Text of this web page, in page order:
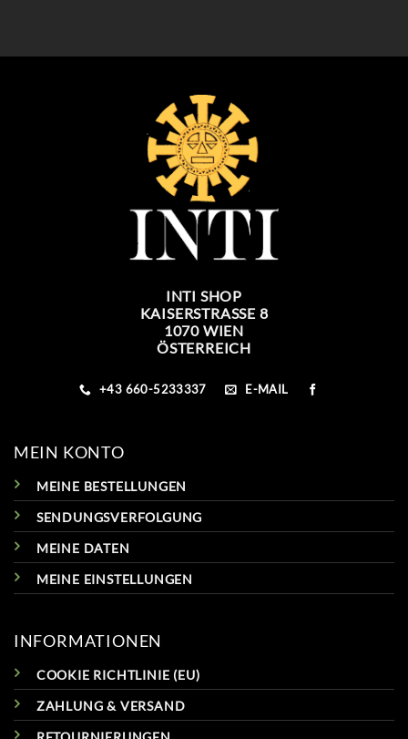
INTI SHOP
KAISERSTRASSE 8
1070 WIEN
ÖSTERREICH
+43 660-5233337 E-MAIL
MEIN KONTO
MEINE BESTELLUNGEN
SENDUNGSVERFOLGUNG
MEINE DATEN
MEINE EINSTELLUNGEN
INFORMATIONEN
COOKIE RICHTLINIE (EU)
ZAHLUNG & VERSAND